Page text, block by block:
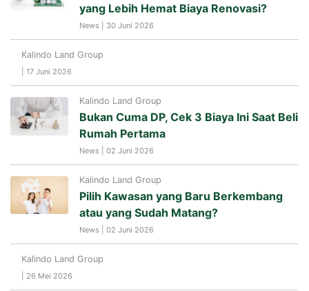
yang Lebih Hemat Biaya Renovasi?
News | 30 Juni 2026
Kalindo Land Group
| 17 Juni 2026
Kalindo Land Group
Bukan Cuma DP, Cek 3 Biaya Ini Saat Beli
Rumah Pertama
News | 02 Juni 2026
Kalindo Land Group
Pilih Kawasan yang Baru Berkembang
atau yang Sudah Matang?
News | 02 Juni 2026
Kalindo Land Group
| 26 Mei 2026